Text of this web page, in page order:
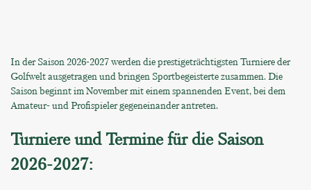
In der Saison 2026-2027 werden die prestigeträchtigsten Turniere der
Golfwelt ausgetragen und bringen Sportbegeisterte zusammen. Die
Saison beginnt im November mit einem spannenden Event, bei dem
Amateur- und Profispieler gegeneinander antreten.
Turniere und Termine für die Saison
2026-2027: